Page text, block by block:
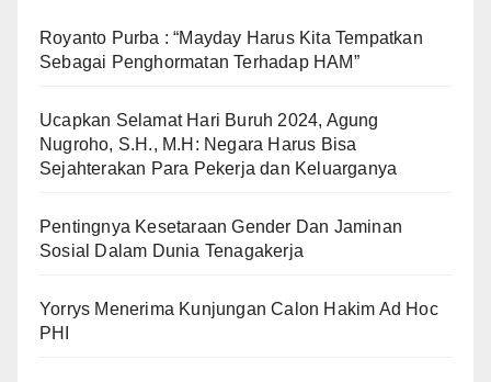
Royanto Purba : “Mayday Harus Kita Tempatkan
Sebagai Penghormatan Terhadap HAM”
Ucapkan Selamat Hari Buruh 2024, Agung
Nugroho, S.H., M.H: Negara Harus Bisa
Sejahterakan Para Pekerja dan Keluarganya
Pentingnya Kesetaraan Gender Dan Jaminan
Sosial Dalam Dunia Tenagakerja
Yorrys Menerima Kunjungan Calon Hakim Ad Hoc
PHI